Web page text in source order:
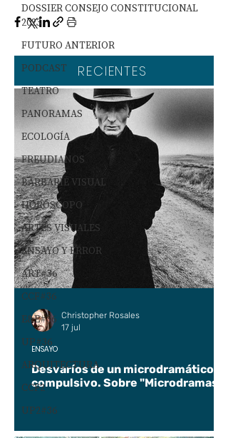
DOSSIER CONSEJO CONSTITUCIONAL
2023
FUTURO ANTERIOR
PODCAST
TEATRO
PANORAMAS
ECOLOGÍA
FREUDIANOS
BARBARIE VISUAL
HORÓSCOPO
ARTES VISUALES
ENSAYO Y ERROR
ART#36
CCF#36
E&E#36
UP#36
ARQUITECTURA
CCF2
UP2#36
RECIENTES
Desvaríos de un microdramático
compulsivo. Sobre "Microdramas".
ENSAYO
Christopher Rosales
17 jul